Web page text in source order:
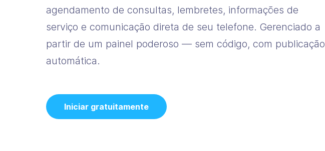
agendamento de consultas, lembretes, informações de
serviço e comunicação direta de seu telefone. Gerenciado a
partir de um painel poderoso — sem código, com publicação
automática.
Iniciar gratuitamente